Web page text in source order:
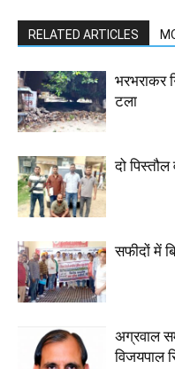
RELATED ARTICLES
भरभराकर
टला
दो
सफीदों में
अग्रवाल
विजयपाल